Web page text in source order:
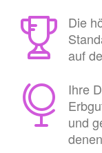
Die
auf
Ihre
und